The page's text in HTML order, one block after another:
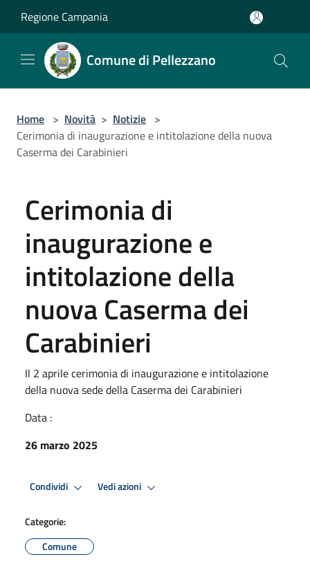
Regione Campania
Comune di Pellezzano
Home > Novità > Notizie >
Cerimonia di inaugurazione e intitolazione della nuova
Caserma dei Carabinieri
Cerimonia di
inaugurazione e
intitolazione della
nuova Caserma dei
Carabinieri
Il 2 aprile cerimonia di inaugurazione e intitolazione
della nuova sede della Caserma dei Carabinieri
Data :
26 marzo 2025
Condividi Vedi azioni
Categorie:
Comune